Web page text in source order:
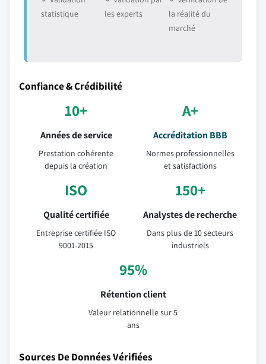
statistique
les experts
la réalité du
marché
Confiance & Crédibilité
10+
Années de service
Prestation cohérente
depuis la création
A+
Accréditation BBB
Normes professionnelles
et satisfactions
ISO
Qualité certifiée
Entreprise certifiée ISO
9001-2015
150+
Analystes de recherche
Dans plus de 10 secteurs
industriels
95%
Rétention client
Valeur relationnelle sur 5
ans
Sources De Données Vérifiées